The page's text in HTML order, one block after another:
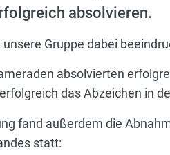
absolvieren.
Gruppe dabei
absolvierten
das Abzeichen in
fand außerdem die
statt: